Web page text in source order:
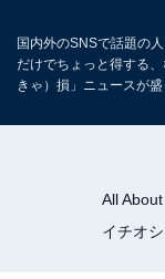
国内外のSNSで話題の
だけでちょっと得する
きゃ）損」ニュースが盛
All About
イチオシ